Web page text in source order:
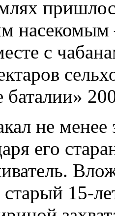
насекомым
с
баталии»
не
его
15-